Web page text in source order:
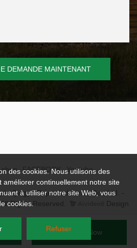
DEMANDE MAINTENANT
shop FACEBOOK
Youtube
Qingya Paper Industries Co., Ltd. -
Rights Reserved.
Design
Chat Now
des cookies. Nous utilisons des
améliorer continuellement notre site
à utiliser notre site Web, vous
cookies.
Refuser